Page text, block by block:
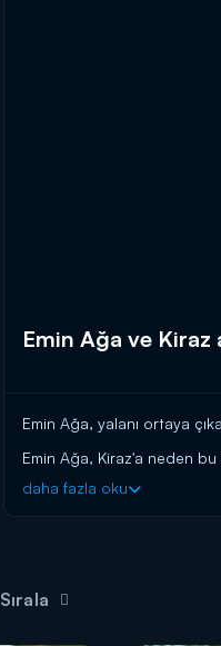
Emin Ağa ve Kiraz
Emin Ağa, yalanı ortaya
Emin Ağa, Kiraz'a neden
çalışıyor! Kiraz ise,
daha fazla oku
Sırala